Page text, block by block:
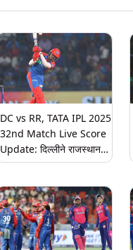
DC vs RR, TATA IPL 2025
32nd Match Live Score
Update: दिल्लीने राजस्थानला
दिले 189 धावांचे लक्ष्य, पोरेल-
फलंदाजी